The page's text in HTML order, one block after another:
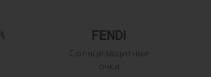
Солнцезащитные
очки